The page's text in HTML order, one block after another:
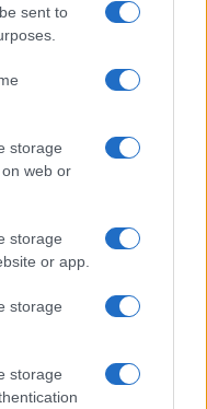
sent to
storage
web or
storage
or app.
storage
storage
ezzel a világ
XXVI. törvény alapján
bíboros,
1949-ben hozott
a Gázai övezet
után ismét
első
hivatalos